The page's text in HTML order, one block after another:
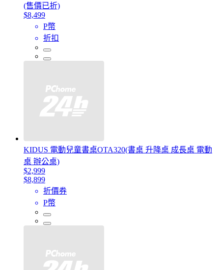
(售價已折)
$8,499
P幣
折扣
KIDUS 電動兒童書桌OTA320(書桌 升降桌 成長桌 電動
桌 辦公桌)
$2,999
$8,899
折價券
P幣